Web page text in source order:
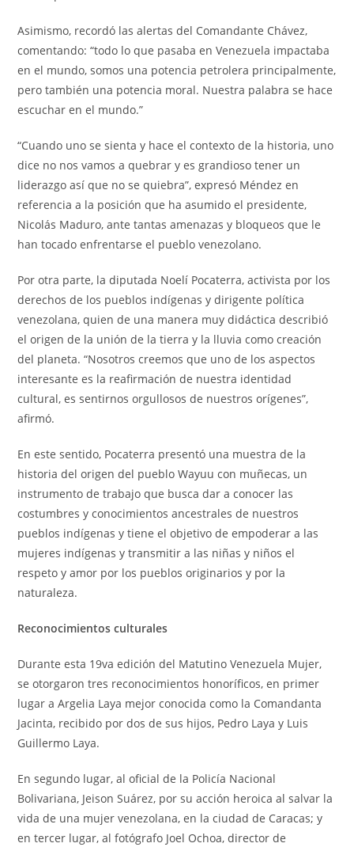
Asimismo, recordó las alertas del Comandante Chávez,
comentando: “todo lo que pasaba en Venezuela impactaba
en el mundo, somos una potencia petrolera principalmente,
pero también una potencia moral. Nuestra palabra se hace
escuchar en el mundo.”
“Cuando uno se sienta y hace el contexto de la historia, uno
dice no nos vamos a quebrar y es grandioso tener un
liderazgo así que no se quiebra”, expresó Méndez en
referencia a la posición que ha asumido el presidente,
Nicolás Maduro, ante tantas amenazas y bloqueos que le
han tocado enfrentarse el pueblo venezolano.
Por otra parte, la diputada Noelí Pocaterra, activista por los
derechos de los pueblos indígenas y dirigente política
venezolana, quien de una manera muy didáctica describió
el origen de la unión de la tierra y la lluvia como creación
del planeta. “Nosotros creemos que uno de los aspectos
interesante es la reafirmación de nuestra identidad
cultural, es sentirnos orgullosos de nuestros orígenes”,
afirmó.
En este sentido, Pocaterra presentó una muestra de la
historia del origen del pueblo Wayuu con muñecas, un
instrumento de trabajo que busca dar a conocer las
costumbres y conocimientos ancestrales de nuestros
pueblos indígenas y tiene el objetivo de empoderar a las
mujeres indígenas y transmitir a las niñas y niños el
respeto y amor por los pueblos originarios y por la
naturaleza.
Reconocimientos culturales
Durante esta 19va edición del Matutino Venezuela Mujer,
se otorgaron tres reconocimientos honoríficos, en primer
lugar a Argelia Laya mejor conocida como la Comandanta
Jacinta, recibido por dos de sus hijos, Pedro Laya y Luis
Guillermo Laya.
En segundo lugar, al oficial de la Policía Nacional
Bolivariana, Jeison Suárez, por su acción heroica al salvar la
vida de una mujer venezolana, en la ciudad de Caracas; y
en tercer lugar, al fotógrafo Joel Ochoa, director de